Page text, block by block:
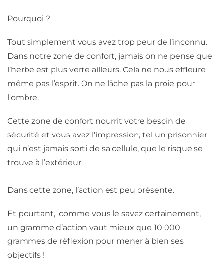
Pourquoi ?
Tout simplement vous avez trop peur de l’inconnu.
Dans notre zone de confort, jamais on ne pense que
l’herbe est plus verte ailleurs. Cela ne nous effleure
même pas l’esprit. On ne lâche pas la proie pour
l'ombre.
Cette zone de confort nourrit votre besoin de
sécurité et vous avez l’impression, tel un prisonnier
qui n’est jamais sorti de sa cellule, que le risque se
trouve à l’extérieur.
Dans cette zone, l’action est peu présente.
Et pourtant, comme vous le savez certainement,
un gramme d’action vaut mieux que 10 000
grammes de réflexion pour mener à bien ses
objectifs !